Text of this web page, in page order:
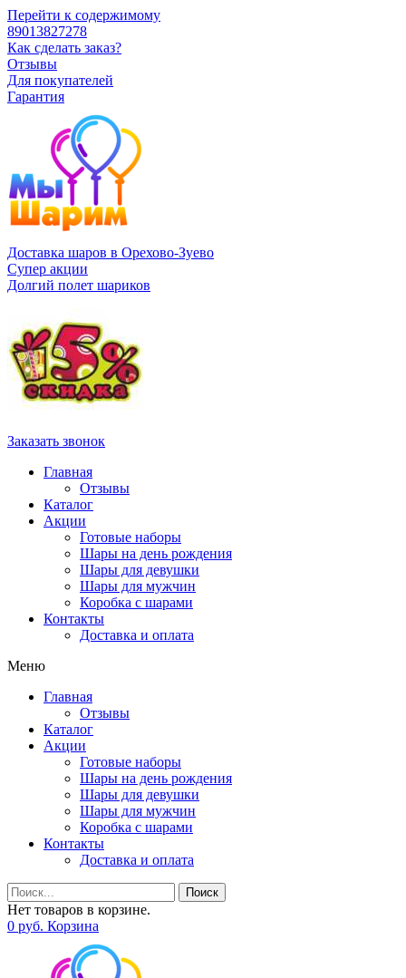
Перейти к содержимому
89013827278
Как сделать заказ?
Отзывы
Для покупателей
Гарантия
Доставка шаров в Орехово-Зуево
Супер акции
Долгий полет шариков
Заказать звонок
Главная
Отзывы
Каталог
Акции
Готовые наборы
Шары на день рождения
Шары для девушки
Шары для мужчин
Коробка с шарами
Контакты
Доставка и оплата
Меню
Главная
Отзывы
Каталог
Акции
Готовые наборы
Шары на день рождения
Шары для девушки
Шары для мужчин
Коробка с шарами
Контакты
Доставка и оплата
Поиск
Нет товаров в корзине.
0 руб. Корзина